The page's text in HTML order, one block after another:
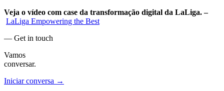
Veja o vídeo com case da transformação digital da LaLiga. –
LaLiga Empowering the Best
— Get in touch
Vamos
conversar.
Iniciar conversa →